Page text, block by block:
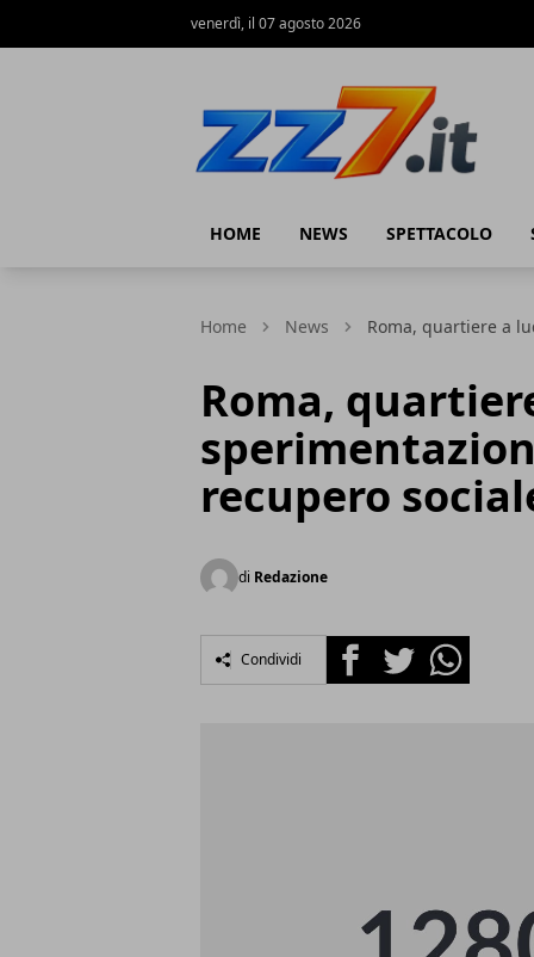
venerdì, il 07 agosto 2026
HOME NEWS SPETTACOLO
Home News Roma, quartiere a
Roma,
recupero
di Redazione
Condividi FacebookTwitterWhatsapp